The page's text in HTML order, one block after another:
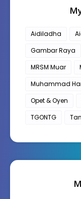
Aidiladha
Gambar Raya
MRSM Muar
Muhammad
Opet & Oyen
TGONTG